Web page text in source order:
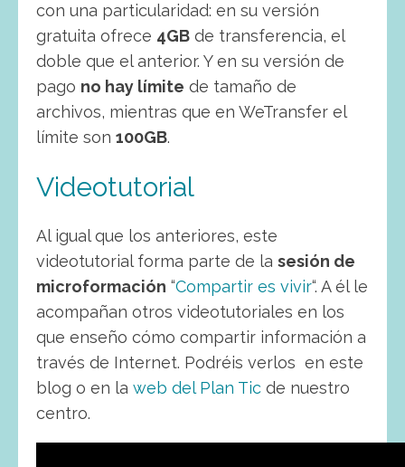
con una particularidad: en su versión
gratuita ofrece 4GB de transferencia, el
doble que el anterior. Y en su versión de
pago no hay límite de tamaño de
archivos, mientras que en WeTransfer el
límite son 100GB.
Videotutorial
Al igual que los anteriores, este
videotutorial forma parte de la sesión de
microformación “Compartir es vivir“. A él le
acompañan otros videotutoriales en los
que enseño cómo compartir información a
través de Internet. Podréis verlos en este
blog o en la web del Plan Tic de nuestro
centro.